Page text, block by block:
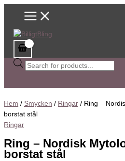
HoppaMain
Sök
efter
Hem / Smycken / Ringar / Ring –
borstat stål
Ringar
Ring – Nordisk
borstat stål
Det
ursprungliga
var:
Det
Ring
Mytologi
Valknutar
borstat
mängd
Det
var:
Det
Det
var:
Det
Det
var:
DetPrisintervall: